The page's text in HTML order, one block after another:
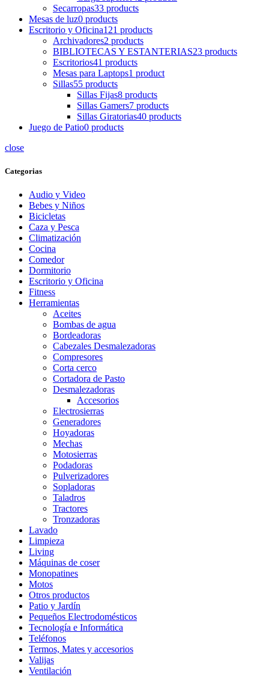
Secarropas33 products
Mesas de luz0 products
Escritorio y Oficina121 products
Archivadores2 products
BIBLIOTECAS Y ESTANTERIAS23 products
Escritorios41 products
Mesas para Laptops1 product
Sillas55 products
Sillas Fijas8 products
Sillas Gamers7 products
Sillas Giratorias40 products
Juego de Patio0 products
close
Categorias
Audio y Video
Bebes y Niños
Bicicletas
Caza y Pesca
Climatización
Cocina
Comedor
Dormitorio
Escritorio y Oficina
Fitness
Herramientas
Aceites
Bombas de agua
Bordeadoras
Cabezales Desmalezadoras
Compresores
Corta cerco
Cortadora de Pasto
Desmalezadoras
Accesorios
Electrosierras
Generadores
Hoyadoras
Mechas
Motosierras
Podadoras
Pulverizadores
Sopladoras
Taladros
Tractores
Tronzadoras
Lavado
Limpieza
Living
Máquinas de coser
Monopatines
Motos
Otros productos
Patio y Jardín
Pequeños Electrodomésticos
Tecnología e Informática
Teléfonos
Termos, Mates y accesorios
Valijas
Ventilación